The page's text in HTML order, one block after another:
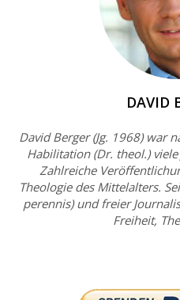
DAVID
David Berger (Jg. 1968) war
Habilitation (Dr. theol.)
Zahlreiche
Theologie des Mittelalters.
perennis) und freier
Freiheit,